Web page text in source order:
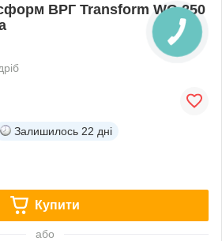
ВРГ Transform WG 250
Залишилось 22 дні
Купити
або